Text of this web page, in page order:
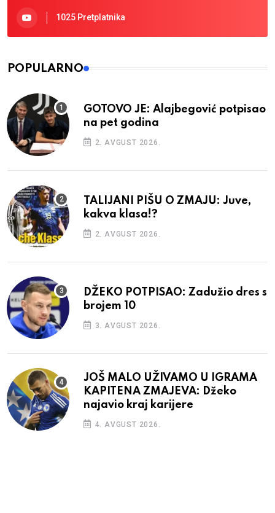
1025 Pretplatnika
POPULARNO
GOTOVO JE: Alajbegović potpisao
na pet godina
2. AVGUST 2026.
TALIJANI PIŠU O ZMAJU: Juve,
kakva klasa!?
2. AVGUST 2026.
DŽEKO POTPISAO: Zadužio dres s
brojem 10
3. AVGUST 2026.
JOŠ MALO UŽIVAMO U IGRAMA
KAPITENA ZMAJEVA: Džeko
najavio kraj karijere
4. AVGUST 2026.